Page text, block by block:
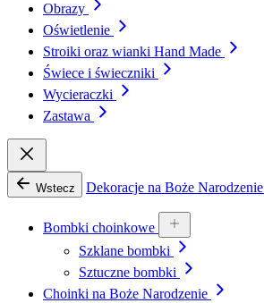
Obrazy
Oświetlenie
Stroiki oraz wianki Hand Made
Świece i świeczniki
Wycieraczki
Zastawa
Wstecz Dekoracje na Boże Narodzenie
Bombki choinkowe
Szklane bombki
Sztuczne bombki
Choinki na Boże Narodzenie